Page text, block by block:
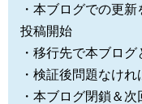
・本ブログでの更
投稿開始
・移行先で本ブロ
・検証後問題なけ
・本ブログ閉鎖＆